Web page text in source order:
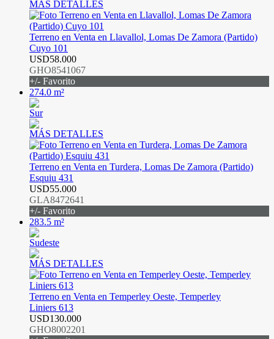
MÁS DETALLES
Terreno en Venta en Llavallol, Lomas De Zamora (Partido)
Cuyo 101
USD58.000
GHO8541067
+/- Favorito
274.0 m²
Sur
MÁS DETALLES
Terreno en Venta en Turdera, Lomas De Zamora (Partido)
Esquiu 431
USD55.000
GLA8472641
+/- Favorito
283.5 m²
Sudeste
MÁS DETALLES
Terreno en Venta en Temperley Oeste, Temperley
Liniers 613
USD130.000
GHO8002201